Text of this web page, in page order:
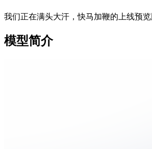
我们正在满头大汗，快马加鞭的上线预览
模型简介